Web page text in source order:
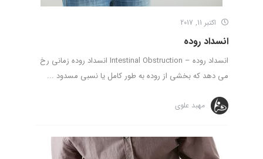
اکتبر 11, 2017
انسداد روده
انسداد روده – Intestinal Obstruction انسداد روده زمانی رخ
می دهد که بخشی از روده به طور کامل یا نسبی مسدود ...
مهبد علوی